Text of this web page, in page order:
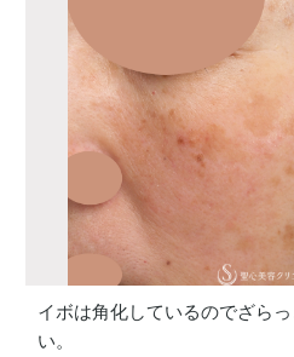
イボは角化しているのでざら
い。